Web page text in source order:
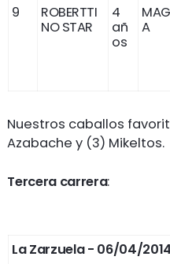
9
ROBERTTI
NO STAR
4
añ
os
A
Nuestros caballos
Azabache y (3) Mikeltos.
Tercera carrera:
La Zarzuela- 06/04/